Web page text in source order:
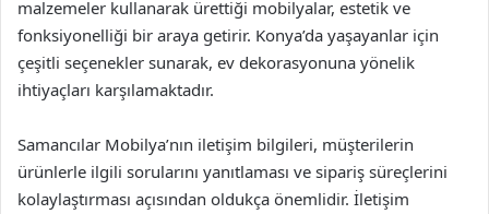
malzemeler kullanarak ürettiği mobilyalar, estetik ve
fonksiyonelliği bir araya getirir. Konya’da yaşayanlar için
çeşitli seçenekler sunarak, ev dekorasyonuna yönelik
ihtiyaçları karşılamaktadır.
Samancılar Mobilya’nın iletişim bilgileri, müşterilerin
ürünlerle ilgili sorularını yanıtlaması ve sipariş süreçlerini
kolaylaştırması açısından oldukça önemlidir. İletişim